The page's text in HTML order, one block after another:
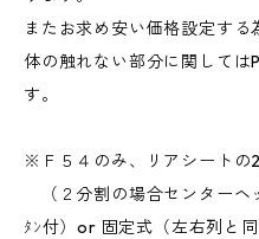
またお求め安い価格設定する
体の触れない部分に関しては
す。
※Ｆ５４のみ、リアシートの
（２分割の場合センター
ﾀﾝ付）or 固定式（左右列